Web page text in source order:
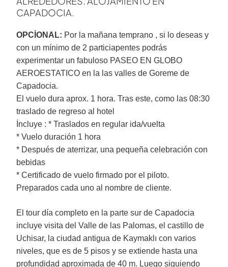
CAPADOCIA.
OPCİONAL: Por la mañana temprano , si lo deseas y
con un mínimo de 2 particiapentes podrás
experimentar un fabuloso PASEO EN GLOBO
AEROESTATICO en la las valles de Goreme de
Capadocia.
El vuelo dura aprox. 1 hora. Tras este, como las 08:30
traslado de regreso al hotel
İncluye : * Traslados en regular ida/vuelta
* Vuelo duración 1 hora
* Después de aterrizar, una pequeña celebración con
bebidas
* Certificado de vuelo firmado por el piloto.
Preparados cada uno al nombre de cliente.
El tour día completo en la parte sur de Capadocia
incluye visita del Valle de las Palomas, el castillo de
Uchisar, la ciudad antigua de Kaymaklı con varios
niveles, que es de 5 pisos y se extiende hasta una
profundidad aproximada de 40 m. Luego siguiendo